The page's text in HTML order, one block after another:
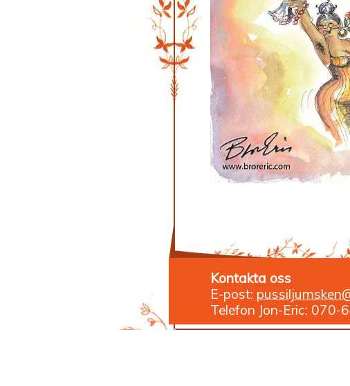
Kontakta oss
E-post:
Telefon Jon-Eric: 070-